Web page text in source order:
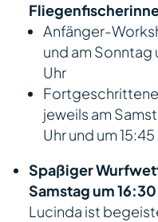
Anfänger-
und am Sonntag
Uhr
jeweils am
Uhr und um 15:45
Spaßiger
Samstag um
Lucinda ist